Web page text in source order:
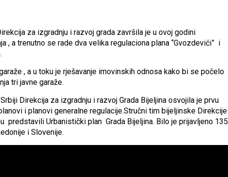
za izgradnju i razvoj grada završila je u ovoj godini
, a trenutno se rade dva velika regulaciona plana “Gvozdevići” i
, a u toku je rješavanje imovinskih odnosa kako bi se počelo
tri javne garaže.
Direkcija za izgradnju i razvoj Grada Bijeljina osvojila je prvu
i planovi generalne regulacije.Stručni tim bijeljinske Direkcije
predstavili Urbanistički plan Grada Bijeljina. Bilo je prijavljeno 135
i Slovenije.